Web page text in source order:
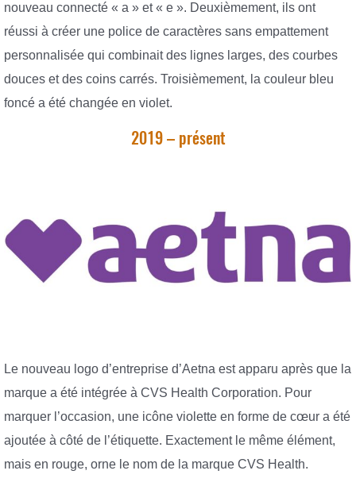
nouveau connecté « a » et « e ». Deuxièmement, ils ont
réussi à créer une police de caractères sans empattement
personnalisée qui combinait des lignes larges, des courbes
douces et des coins carrés. Troisièmement, la couleur bleu
foncé a été changée en violet.
2019 – présent
Le nouveau logo d’entreprise d’Aetna est apparu après que la
marque a été intégrée à CVS Health Corporation. Pour
marquer l’occasion, une icône violette en forme de cœur a été
ajoutée à côté de l’étiquette. Exactement le même élément,
mais en rouge, orne le nom de la marque CVS Health.